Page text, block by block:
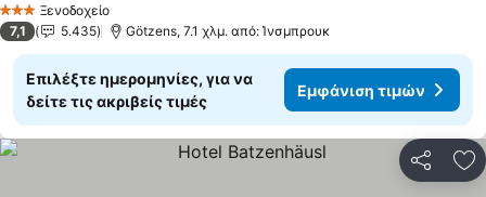
3 ΑστέριαΞενοδοχείο
7,1 5.435 Götzens, 7.1 χλμ. από: Ίνσμπρουκ
Επιλέξτε ημερομηνίες, για να
δείτε τις ακριβείς τιμές
Εμφάνιση τιμών